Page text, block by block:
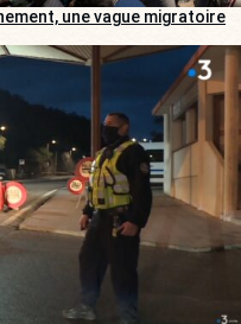
une vague migratoire